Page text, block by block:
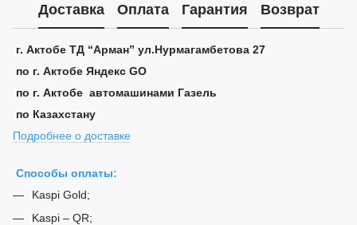
Доставка Оплата Гарантия Возврат
г. Актобе ТД “Арман” ул.Нурмагамбетова 27
по г. Актобе Яндекс GO
по г. Актобе автомашинами Газель
по Казахстану
Подробнее о доставке
Способы оплаты:
Kaspi Gold;
Kaspi – QR;